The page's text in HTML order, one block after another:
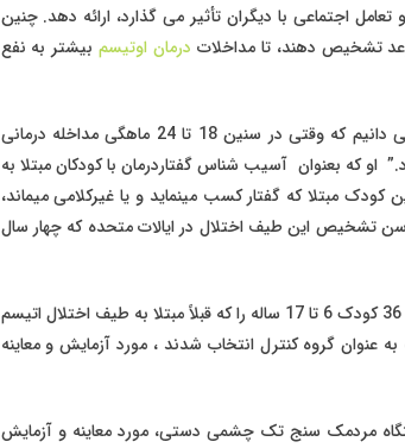
اجتماعی با دیگران تأثیر می گذارد، ارائه دهد. چنین
تشخیص دهند، تا مداخلات درمان اوتیسمبیشتر به نفع
ایالت واشنگتن اظهار میدارد “ما می دانیم که وقتی در سنین 18 تا 24 ماهگی مداخله درمانی
او که بعنوان آسیب شناس گفتاردرمان با کودکان مبتلا به
مبتلا که گفتار کسب مینماید و یا غیرکلامی میماند،
هنوز نتوانستیم میانگین سن تشخیص این طیف اختلال در ایالات متحده که چهار سال
این مطالعه در مجله Neurological Sciences منتشر شده است. در این مطالعه 36 کودک 6 تا 17 ساله را که قبلاً مبتلا به طیف اختلال اتیسم
از کودکان در حال رشد که به عنوان گروه کنترل انتخاب شدند ، مورد آزمایش و معاینه
مردمک سنج تک چشمی دستی، مورد معاینه و آزمایش